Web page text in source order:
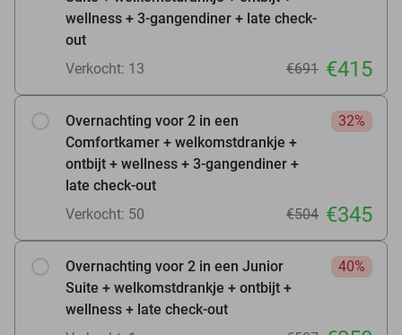
wellness + 3-gangendiner + late check-
out
Verkocht: 13 €691 €415
Overnachting voor 2 in een
Comfortkamer + welkomstdrankje +
ontbijt + wellness + 3-gangendiner +
late check-out
32%
Verkocht: 50 €504 €345
Overnachting voor 2 in een Junior
Suite + welkomstdrankje + ontbijt +
wellness + late check-out
40%